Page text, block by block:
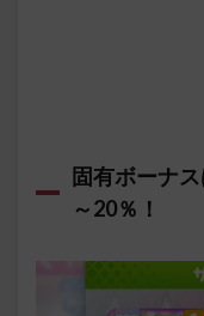
固有ボーナ
～20％！